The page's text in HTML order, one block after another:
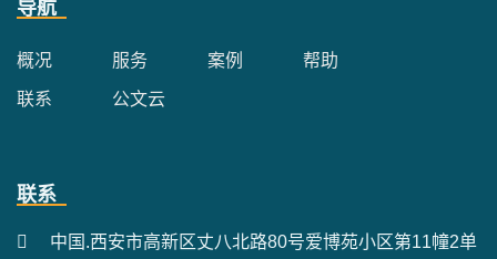
导航
概况 服务 案例 帮助
联系 公文云
联系
中国.西安市高新区丈八北路80号爱博苑小区第11幢2单